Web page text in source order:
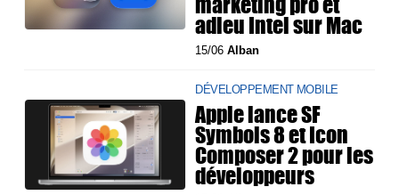
adieu Intel sur Mac
15/06Alban
DÉVELOPPEMENT MOBILE
Apple lance SF
Symbols 8 et Icon
Composer 2 pour les
développeurs